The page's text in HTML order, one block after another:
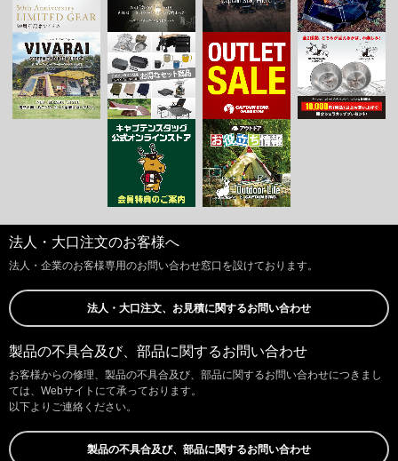
法人・大口注文のお客様へ
法人・企業のお客様専用のお問い合わせ窓口を設けております。
法人・大口注文、お見積に関するお問い合わせ
製品の不具合及び、部品に関するお問い合わせ
お客様からの修理、製品の不具合及び、部品に関するお問い合わせにつきまし
ては、Webサイトにて承っております。
以下よりご連絡ください。
製品の不具合及び、部品に関するお問い合わせ